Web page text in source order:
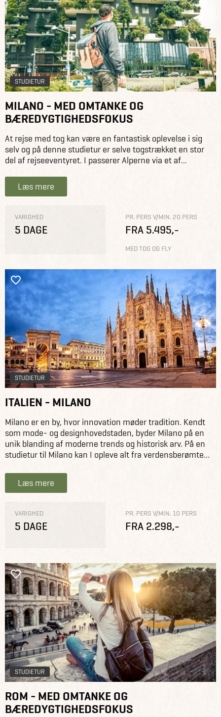
STUDIETUR
MILANO - MED OMTANKE OG
BÆREDYGTIGHEDSFOKUS
At rejse med tog kan være en fantastisk oplevelse i sig
selv og på denne studietur er selve togstrækket en stor
del af rejseeventyret. I passerer Alperne via et af...
Læs mere
VARIGHED
5 DAGE
PR. PERS V/MIN. 20 PERS
FRA 5.495,-
MED TOG OG FLY
STUDIETUR
ITALIEN - MILANO
Milano er en by, hvor innovation møder tradition. Kendt
som mode- og designhovedstaden, byder Milano på en
unik blanding af moderne trends og historisk arv. På en
studietur til Milano kan I opleve alt fra verdensberømte...
Læs mere
VARIGHED
5 DAGE
PR. PERS V/MIN. 10 PERS
FRA 2.298,-
STUDIETUR
ROM - MED OMTANKE OG
BÆREDYGTIGHEDSFOKUS